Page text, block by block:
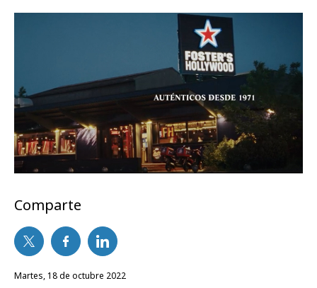
Comparte
martes, 18 de octubre 2022